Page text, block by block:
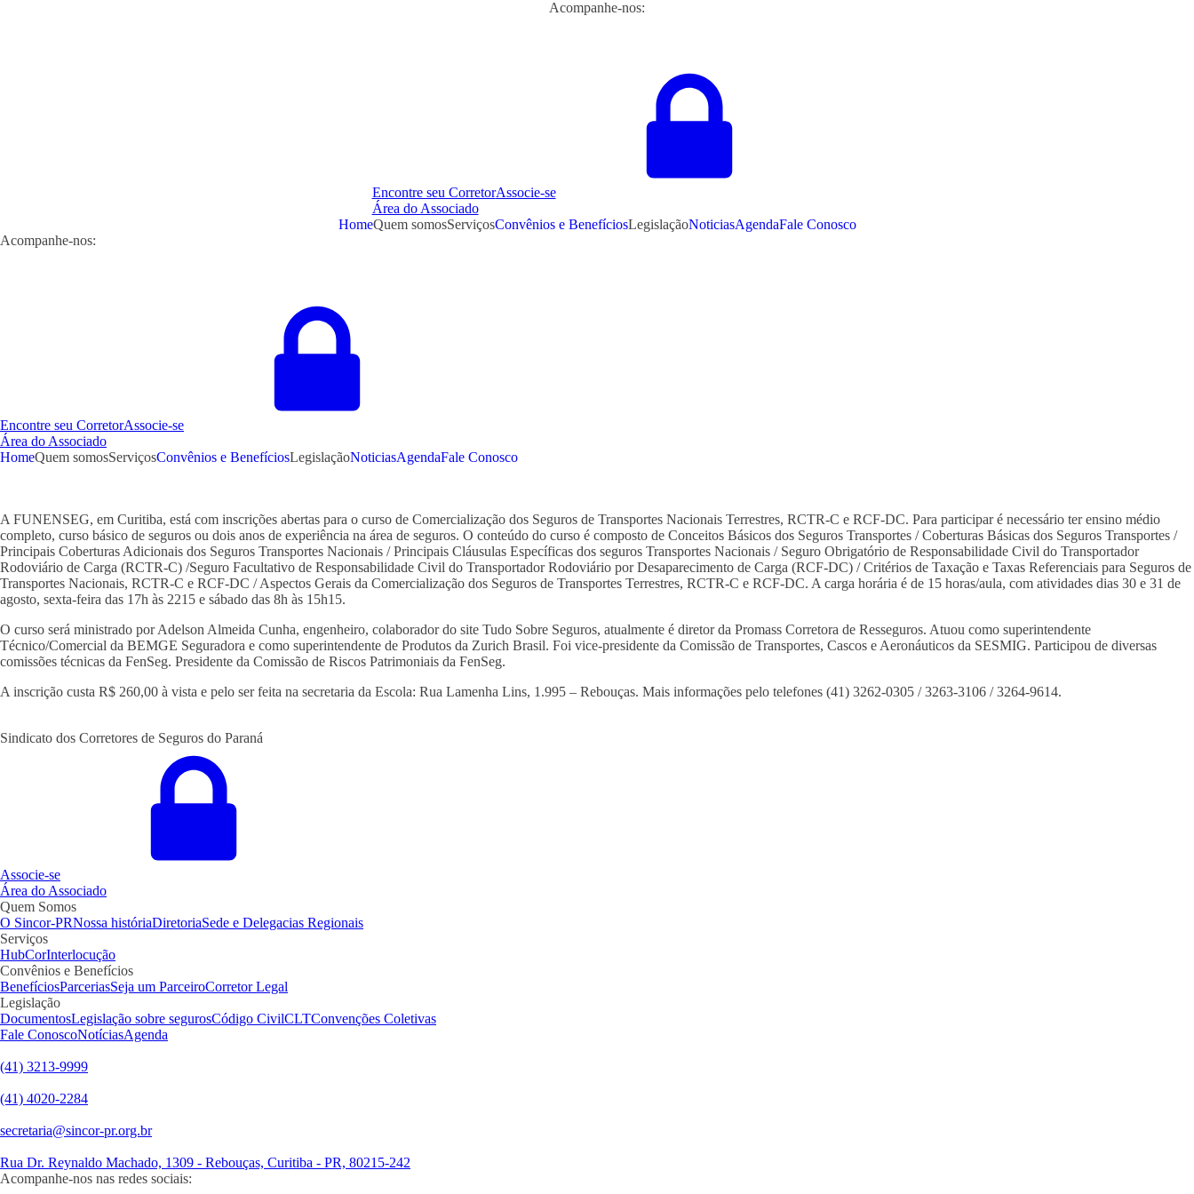
Acompanhe-nos:
Encontre seu CorretorAssocie-se
Área do Associado
HomeQuem somosServiçosConvênios e BenefíciosLegislaçãoNoticiasAgendaFale Conosco
Acompanhe-nos:
Encontre seu CorretorAssocie-se
Área do Associado
HomeQuem somosServiçosConvênios e BenefíciosLegislaçãoNoticiasAgendaFale Conosco
A FUNENSEG, em Curitiba, está com inscrições abertas para o curso de Comercialização dos Seguros de Transportes Nacionais Terrestres, RCTR-C e RCF-DC. Para participar é necessário ter ensino médio
completo, curso básico de seguros ou dois anos de experiência na área de seguros. O conteúdo do curso é composto de Conceitos Básicos dos Seguros Transportes / Coberturas Básicas dos Seguros Transportes /
Principais Coberturas Adicionais dos Seguros Transportes Nacionais / Principais Cláusulas Específicas dos seguros Transportes Nacionais / Seguro Obrigatório de Responsabilidade Civil do Transportador
Rodoviário de Carga (RCTR-C) /Seguro Facultativo de Responsabilidade Civil do Transportador Rodoviário por Desaparecimento de Carga (RCF-DC) / Critérios de Taxação e Taxas Referenciais para Seguros de
Transportes Nacionais, RCTR-C e RCF-DC / Aspectos Gerais da Comercialização dos Seguros de Transportes Terrestres, RCTR-C e RCF-DC. A carga horária é de 15 horas/aula, com atividades dias 30 e 31 de
agosto, sexta-feira das 17h às 2215 e sábado das 8h às 15h15.
O curso será ministrado por Adelson Almeida Cunha, engenheiro, colaborador do site Tudo Sobre Seguros, atualmente é diretor da Promass Corretora de Resseguros. Atuou como superintendente
Técnico/Comercial da BEMGE Seguradora e como superintendente de Produtos da Zurich Brasil. Foi vice-presidente da Comissão de Transportes, Cascos e Aeronáuticos da SESMIG. Participou de diversas
comissões técnicas da FenSeg. Presidente da Comissão de Riscos Patrimoniais da FenSeg.
A inscrição custa R$ 260,00 à vista e pelo ser feita na secretaria da Escola: Rua Lamenha Lins, 1.995 – Rebouças. Mais informações pelo telefones (41) 3262-0305 / 3263-3106 / 3264-9614.
Sindicato dos Corretores de Seguros do Paraná
Associe-se
Área do Associado
Quem Somos
O Sincor-PRNossa históriaDiretoriaSede e Delegacias Regionais
Serviços
HubCorInterlocução
Convênios e Benefícios
BenefíciosParceriasSeja um ParceiroCorretor Legal
Legislação
DocumentosLegislação sobre segurosCódigo CivilCLTConvenções Coletivas
Fale ConoscoNotíciasAgenda
(41) 3213-9999
(41) 4020-2284
secretaria@sincor-pr.org.br
Rua Dr. Reynaldo Machado, 1309 - Rebouças, Curitiba - PR, 80215-242
Acompanhe-nos nas redes sociais: